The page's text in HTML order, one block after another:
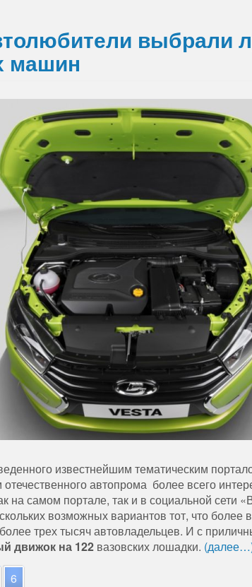
выбрали
машин
известнейшим тематическим
отечественного автопрома более всего
на самом портале, так и в социальной сети
возможных вариантов тот, что более
трех тысяч автовладельцев. И с
движок на 122 вазовских лошадки.
6